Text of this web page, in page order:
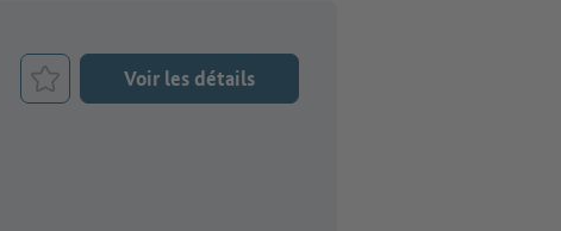
Retenir le job
Voir les détails